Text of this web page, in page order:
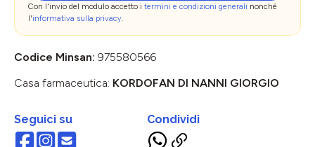
Con l'invio del modulo accetto i termini e condizioni generali nonché
l'informativa sulla privacy.
Codice Minsan: 975580566
Casa farmaceutica: KORDOFAN DI NANNI GIORGIO
Seguici su Condividi